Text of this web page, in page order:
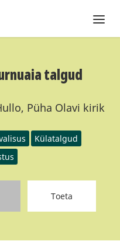
talgud
Püha Olavi kirik
Külatalgud
Toeta